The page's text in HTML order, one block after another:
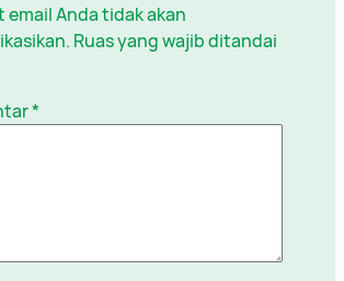
email Anda tidak akan
Ruas yang wajib ditandai
*